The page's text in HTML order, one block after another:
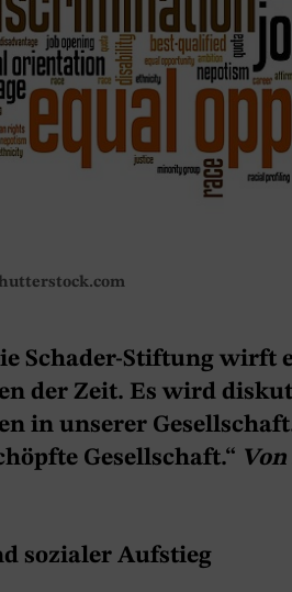
Schader-Stiftung wirft
der Zeit. Es wird
in unserer
Gesellschaft.“
sozialer Aufstieg